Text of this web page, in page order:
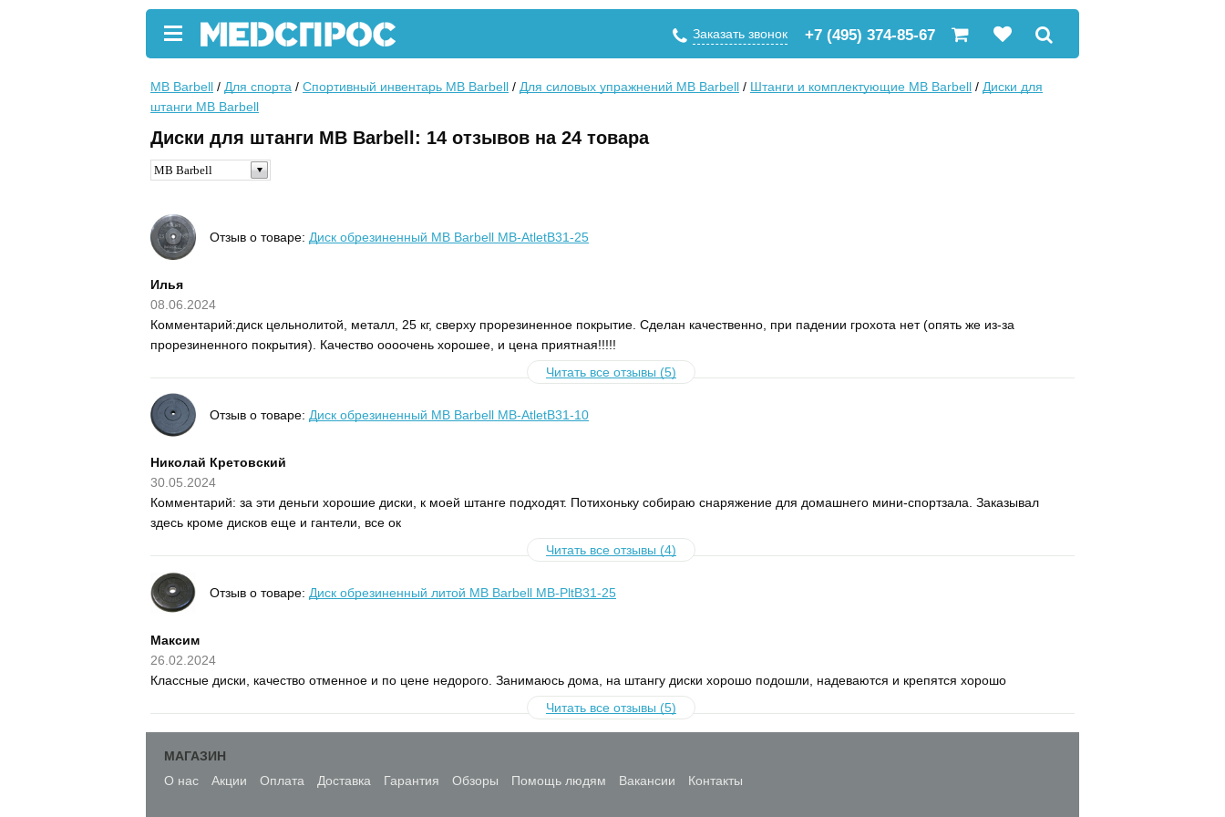
Заказать звонок +7 (495) 374-85-67
MB Barbell / Для спорта / Спортивный инвентарь MB Barbell / Для силовых упражнений MB Barbell / Штанги и комплектующие MB Barbell / Диски для
штанги MB Barbell
Диски для штанги MB Barbell: 14 отзывов на 24 товара
MB Barbell
Отзыв о товаре: Диск обрезиненный MB Barbell MB-AtletB31-25
Илья
08.06.2024
Комментарий:диск цельнолитой, металл, 25 кг, сверху прорезиненное покрытие. Сделан качественно, при падении грохота нет (опять же из-за
прорезиненного покрытия). Качество оооочень хорошее, и цена приятная!!!!!
Читать все отзывы (5)
Отзыв о товаре: Диск обрезиненный MB Barbell MB-AtletB31-10
Николай Кретовский
30.05.2024
Комментарий: за эти деньги хорошие диски, к моей штанге подходят. Потихоньку собираю снаряжение для домашнего мини-спортзала. Заказывал
здесь кроме дисков еще и гантели, все ок
Читать все отзывы (4)
Отзыв о товаре: Диск обрезиненный литой MB Barbell MB-PltB31-25
Максим
26.02.2024
Классные диски, качество отменное и по цене недорого. Занимаюсь дома, на штангу диски хорошо подошли, надеваются и крепятся хорошо
Читать все отзывы (5)
МАГАЗИН
О нас
Акции Оплата Доставка Гарантия Обзоры Помощь людям Вакансии Контакты